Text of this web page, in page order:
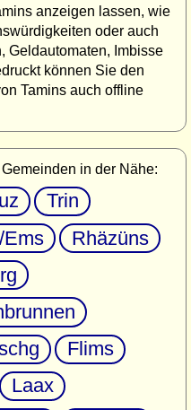
anzeigen lassen, wie
oder auch
Geldautomaten, Imbisse
können Sie den
Tamins auch offline
in der Nähe:
Trin
Ems
Rhäzüns
Flims
Laax